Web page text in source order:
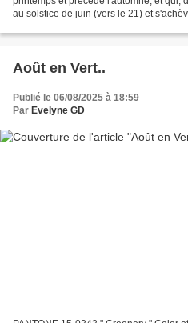
au solstice de juin (vers le 21) et
Août en Vert..
Publié le 06/08/2025 à 18:59
Par Evelyne GD